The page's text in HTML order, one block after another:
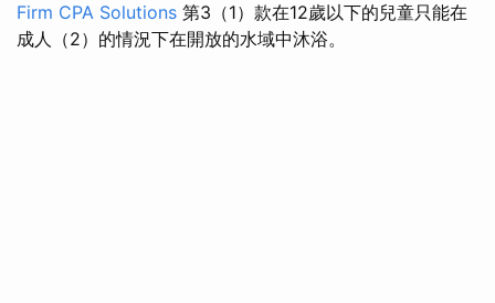
Firm CPA Solutions 第3（1）款在12歲以下的兒童只能在
成人（2）的情況下在開放的水域中沐浴。